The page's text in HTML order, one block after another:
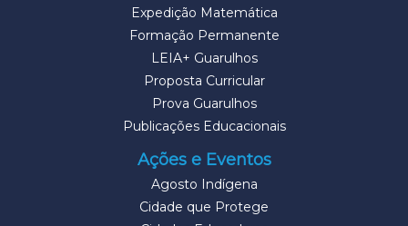
Expedição Matemática
Formação Permanente
LEIA+ Guarulhos
Proposta Curricular
Prova Guarulhos
Publicações Educacionais
Ações e Eventos
Agosto Indígena
Cidade que Protege